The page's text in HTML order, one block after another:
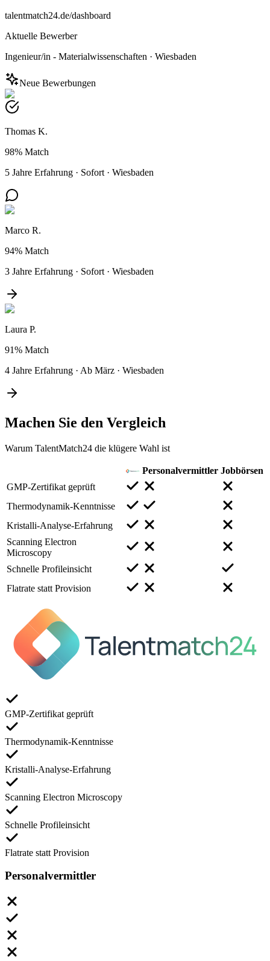
talentmatch24.de/dashboard
Aktuelle Bewerber
Ingenieur/in - Materialwissenschaften · Wiesbaden
Neue Bewerbungen
Thomas K.
98% Match
5 Jahre Erfahrung · Sofort · Wiesbaden
Marco R.
94% Match
3 Jahre Erfahrung · Sofort · Wiesbaden
Laura P.
91% Match
4 Jahre Erfahrung · Ab März · Wiesbaden
Machen Sie den Vergleich
Warum TalentMatch24 die klügere Wahl ist
Personalvermittler Jobbörsen
GMP-Zertifikat geprüft
Thermodynamik-Kenntnisse
Kristalli-Analyse-Erfahrung
Scanning Electron
Microscopy
Schnelle Profileinsicht
Flatrate statt Provision
GMP-Zertifikat geprüft
Thermodynamik-Kenntnisse
Kristalli-Analyse-Erfahrung
Scanning Electron Microscopy
Schnelle Profileinsicht
Flatrate statt Provision
Personalvermittler